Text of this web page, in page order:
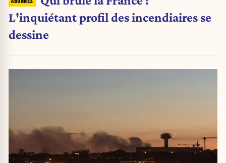
L'inquiétant profil des incendiaires se
dessine